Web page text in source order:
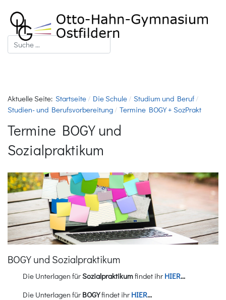
Suchen
Aktuelle Seite: Startseite Die Schule
Studium und Beruf
Studien- und Berufsvorbereitung
Termine BOGY + SozPrakt
Termine BOGY und
Sozialpraktikum
BOGY und Sozialpraktikum
Die Unterlagen fürSozialpraktikumfindet ihr HIER...
Die Unterlagen für BOGYfindet ihr HIER...